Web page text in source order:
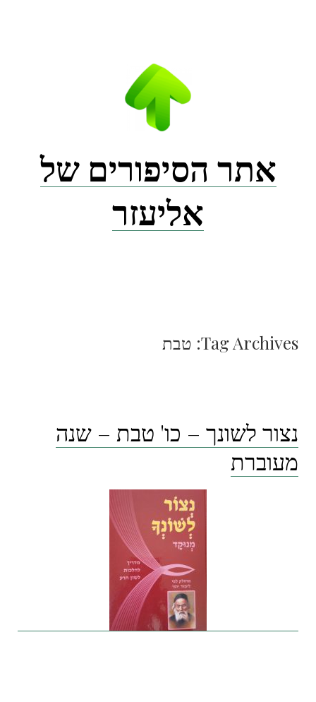
אתר הסיפורים של
אליעזר
Tag Archives: טבת
נצור לשונך – כו' טבת – שנה
מעוברת